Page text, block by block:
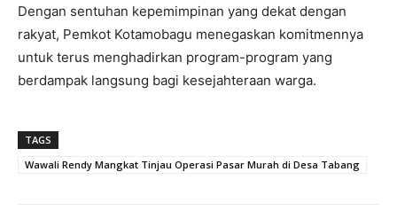
Dengan sentuhan kepemimpinan yang dekat dengan
rakyat, Pemkot Kotamobagu menegaskan komitmennya
untuk terus menghadirkan program-program yang
berdampak langsung bagi kesejahteraan warga.
TAGS
Wawali Rendy Mangkat Tinjau Operasi Pasar Murah di Desa Tabang